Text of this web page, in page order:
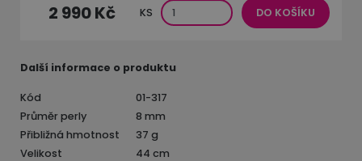
2 990 Kč KS DO KOŠÍKU
Další informace o produktu
Kód
01-317
Průměr perly
8 mm
Přibližná hmotnost
37 g
Velikost
44 cm